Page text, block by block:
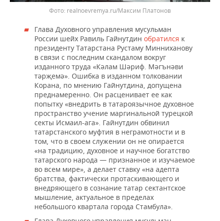
realnoevremya.ru/Максим Платонов
Глава Духовного управления мусульман
России шейх Равиль Гайнутдин обратился к
президенту Татарстана Рустаму Минниханову
в связи с последним скандалом вокруг
изданного труда «Кәлам Шәриф. Мәгънәви
тәрҗемә». Ошибка в изданном толковании
Корана, по мнению Гайнутдина, допущена
преднамеренно. Он расценивает ее как
попытку «внедрить в татароязычное духовное
пространство учение маргинальной турецкой
секты Исмаил-ага». Гайнутдин обвинил
татарстанского муфтия в неграмотности и в
том, что в своем служении он не опирается
«на традицию, духовное и научное богатство
татарского народа — признанное и изучаемое
во всем мире», а делает ставку «на адепта
братства, фактически протаскивающего и
внедряющего в сознание татар сектантское
мышление, актуальное в пределах
небольшого квартала города Стамбула».